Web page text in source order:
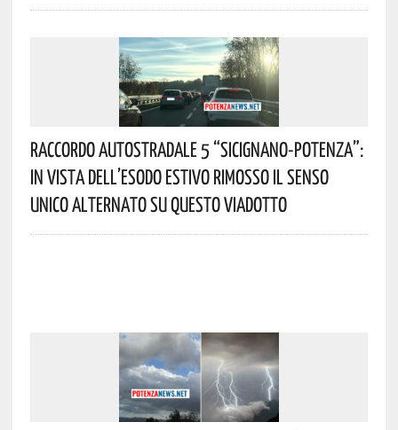
Raccordo Autostradale 5 “Sicignano-Potenza”:
In Vista Dell’esodo Estivo Rimosso Il Senso
Unico Alternato Su Questo Viadotto